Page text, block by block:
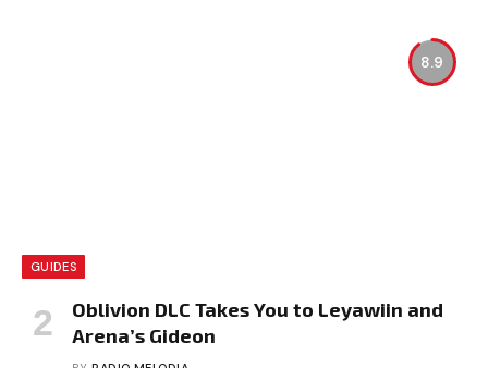
8.9
GUIDES
Oblivion DLC Takes You to Leyawiin and
Arena’s Gideon